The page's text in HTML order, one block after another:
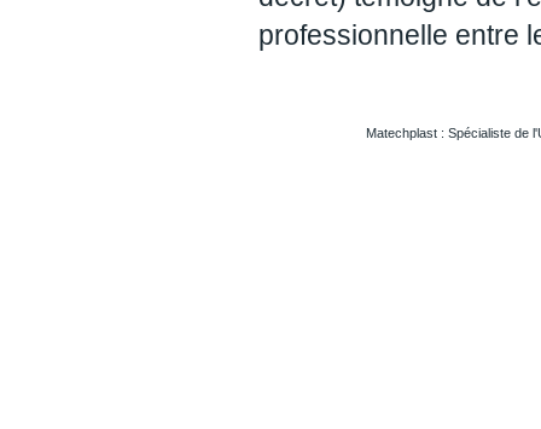
professionnelle entre
Matechplast : Spécialiste de